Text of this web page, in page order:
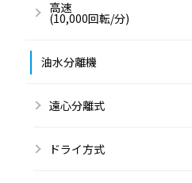
高速
(10,000回転/分)
油水分離機
遠心分離式
ドライ方式